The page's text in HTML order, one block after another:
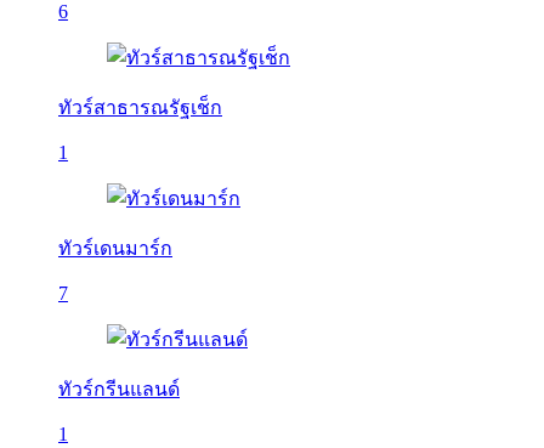
6
ทัวร์สาธารณรัฐเช็ก
1
ทัวร์เดนมาร์ก
7
ทัวร์กรีนแลนด์
1